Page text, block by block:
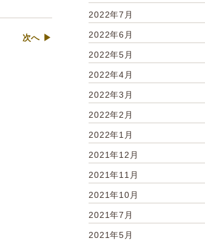
次へ ▶
2022年7月
2022年6月
2022年5月
2022年4月
2022年3月
2022年2月
2022年1月
2021年12月
2021年11月
2021年10月
2021年7月
2021年5月